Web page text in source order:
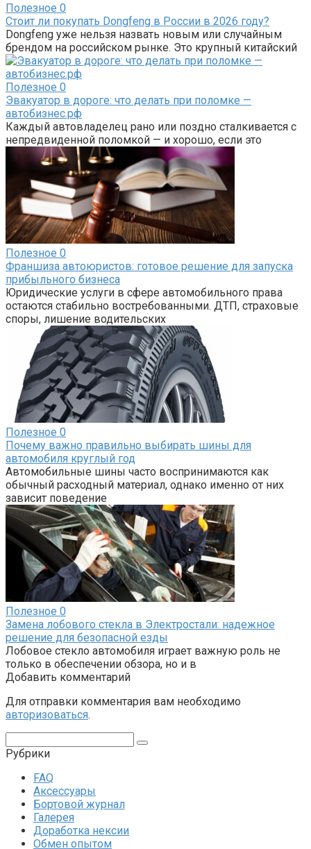
Полезное 0
Стоит ли покупать Dongfeng в России в 2026 году?
Dongfeng уже нельзя назвать новым или случайным
брендом на российском рынке. Это крупный китайский
Полезное 0
Эвакуатор в дороге: что делать при поломке —
автобизнес.рф
Каждый автовладелец рано или поздно сталкивается с
непредвиденной поломкой — и хорошо, если это
Полезное 0
Франшиза автоюристов: готовое решение для запуска
прибыльного бизнеса
Юридические услуги в сфере автомобильного права
остаются стабильно востребованными. ДТП, страховые
споры, лишение водительских
Полезное 0
Почему важно правильно выбирать шины для
автомобиля круглый год
Автомобильные шины часто воспринимаются как
обычный расходный материал, однако именно от них
зависит поведение
Полезное 0
Замена лобового стекла в Электростали: надежное
решение для безопасной езды
Лобовое стекло автомобиля играет важную роль не
только в обеспечении обзора, но и в
Добавить комментарий
Для отправки комментария вам необходимо
авторизоваться.
Рубрики
FAQ
Аксессуары
Бортовой журнал
Галерея
Доработка нексии
Обмен опытом